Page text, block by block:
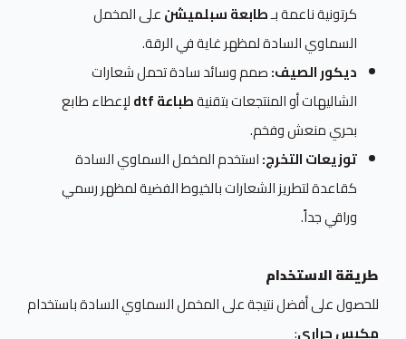
كرتونية ناعمة بـطابعة سبلميشنعلى المخمل
السماوي السادة لمظهر غاية في الرقة.
ديكور الصيف:صمم وسائد سادة تحمل شعارات
الشاليهات أو المنتجعات بتقنيةطباعة dtf
لإعطاء طابع
بحري منعش وفخم.
توزيعات التخرج:استخدم المخمل السماوي السادة
كقاعدة لتطريز الشعارات بالخيوط الفضية لمظهر رسمي
وراقي جداً.
طريقة الاستخدام
للحصول على أفضل نتيجة على المخمل السماوي السادة باستخدام
مكبس حراري: